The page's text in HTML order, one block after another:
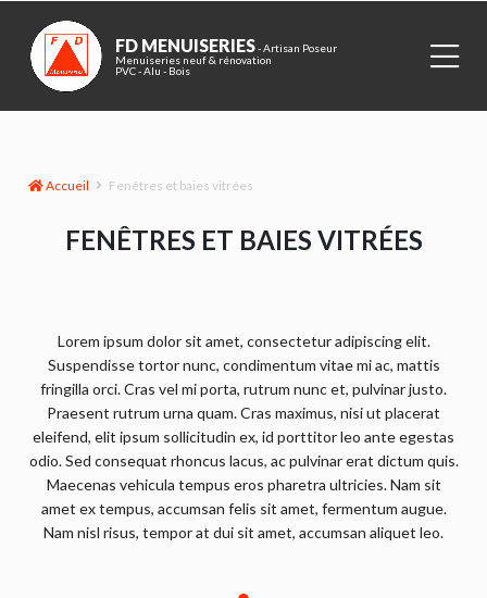
FD MENUISERIES- Artisan Poseur
Menuiseries neuf & rénovation
PVC - Alu - Bois
Accueil Fenêtres et baies vitrées
FENÊTRES ET BAIES VITRÉES
Lorem ipsum dolor sit amet, consectetur adipiscing elit.
Suspendisse tortor nunc, condimentum vitae mi ac, mattis
fringilla orci. Cras vel mi porta, rutrum nunc et, pulvinar justo.
Praesent rutrum urna quam. Cras maximus, nisi ut placerat
eleifend, elit ipsum sollicitudin ex, id porttitor leo ante egestas
odio. Sed consequat rhoncus lacus, ac pulvinar erat dictum quis.
Maecenas vehicula tempus eros pharetra ultricies. Nam sit
amet ex tempus, accumsan felis sit amet, fermentum augue.
Nam nisl risus, tempor at dui sit amet, accumsan aliquet leo.